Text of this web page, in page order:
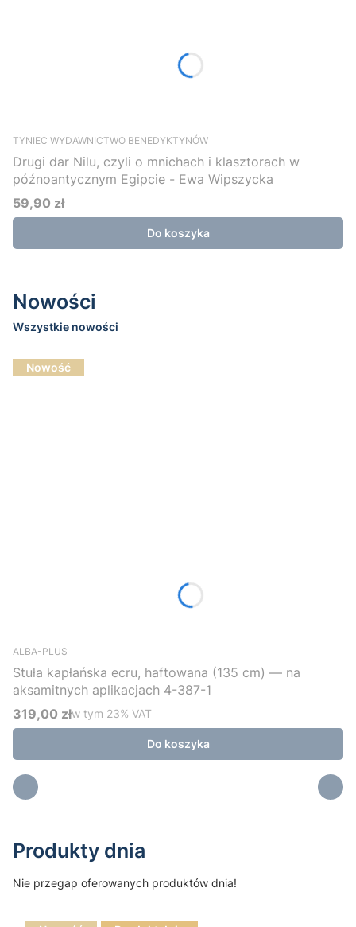
TYNIEC WYDAWNICTWO BENEDYKTYNÓW
Drugi dar Nilu, czyli o mnichach i klasztorach w
późnoantycznym Egipcie - Ewa Wipszycka
Cena
59,90 zł
Do koszyka
Nowości
Wszystkie nowości
Nowość
ALBA-PLUS
Stuła kapłańska ecru, haftowana (135 cm) — na
aksamitnych aplikacjach 4-387-1
Cena brutto
319,00 złw tym %s VAT
w tym 23% VAT
Do koszyka
Produkty dnia
Nie przegap oferowanych produktów dnia!